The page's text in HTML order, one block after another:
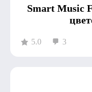
Smart Music
5.0 3